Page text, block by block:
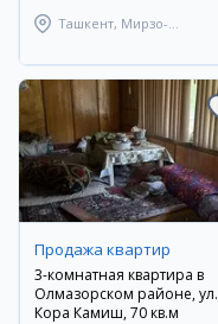
Ташкент, Мирзо-
Продажа квартир
3-комнатная квартира в
Олмазорском районе, ул.
Кора Камиш, 70 кв.м